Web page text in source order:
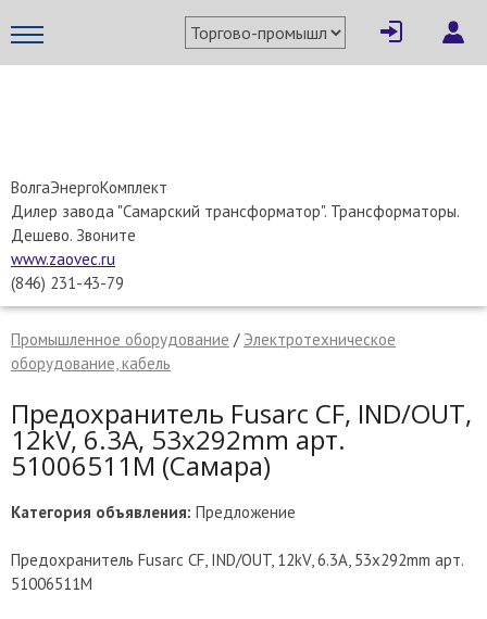
ВолгаЭнергоКомплект
Дилер завода "Самарский трансформатор". Трансформаторы.
Дешево. Звоните
www.zaovec.ru
(846) 231-43-79
Промышленное оборудование / Электротехническое
оборудование, кабель
Предохранитель Fusarc CF, IND/OUT,
12kV, 6.3A, 53х292mm арт.
51006511M (Самара)
Категория объявления: Предложение
Предохранитель Fusarc CF, IND/OUT, 12kV, 6.3A, 53х292mm арт.
51006511M
× Написать поставщику
Отмена Отправить сообщение